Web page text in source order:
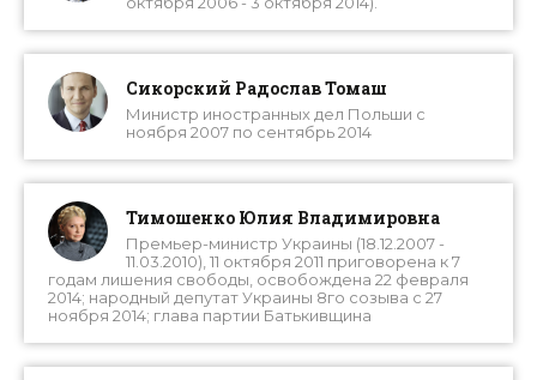
Сикорский Радослав Томаш
Министр иностранных дел Польши с
ноября 2007 по сентябрь 2014
Тимошенко Юлия Владимировна
Премьер-министр Украины (18.12.2007 -
11.03.2010), 11 октября 2011 приговорена к 7
годам лишения свободы, освобождена 22 февраля
2014; народный депутат Украины 8го созыва с 27
ноября 2014; глава партии Батькивщина